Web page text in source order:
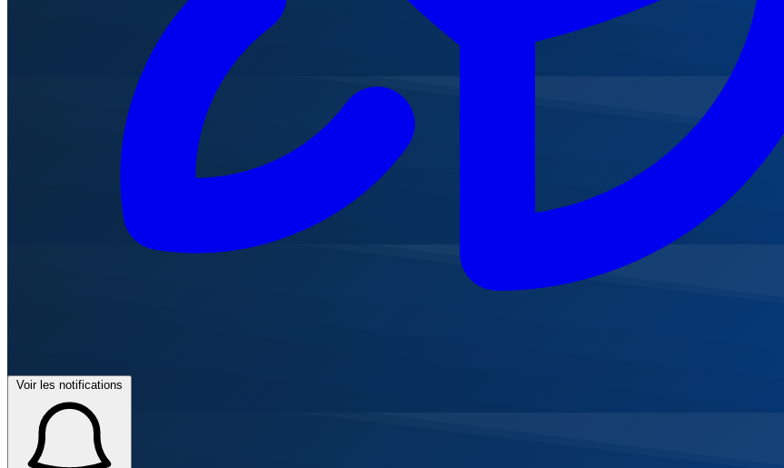
Voir les notifications